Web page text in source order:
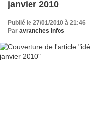
janvier 2010
Publié le 27/01/2010 à 21:46
Par avranches infos